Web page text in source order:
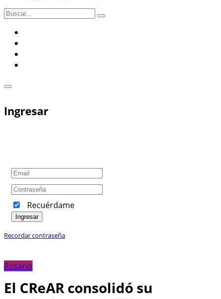
Ingresar
Recuérdame
Ingresar
Recordar contraseña
Rosario
El CReAR consolidó su